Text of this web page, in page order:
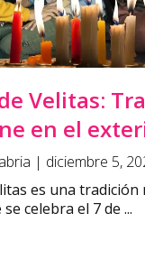
Velitas:
en el
| diciembre 5,
es una tradición
celebra el 7 de ...